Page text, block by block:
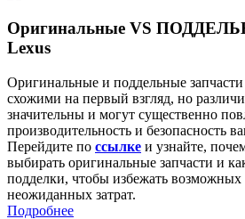
Оригинальные VS
Lexus
Оригинальные и поддельные запчасти
схожими на первый взгляд, но
значительны и могут существенно
производительность и безопасность
Перейдите по ссылке и узнайте,
выбирать оригинальные запчасти и
подделки, чтобы избежать
неожиданных затрат.
Подробнее